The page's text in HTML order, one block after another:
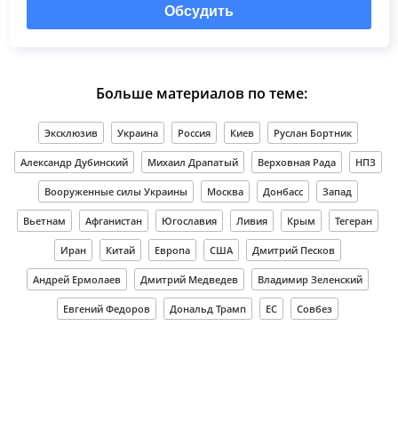
Обсудить
Больше материалов по теме:
Эксклюзив Украина Россия Киев Руслан Бортник
Александр Дубинский Михаил Драпатый Верховная Рада НПЗ
Вооруженные силы Украины Москва Донбасс Запад
Вьетнам Афганистан Югославия Ливия Крым Тегеран
Иран Китай Европа США Дмитрий Песков
Андрей Ермолаев Дмитрий Медведев Владимир Зеленский
Евгений Федоров Дональд Трамп ЕС Совбез